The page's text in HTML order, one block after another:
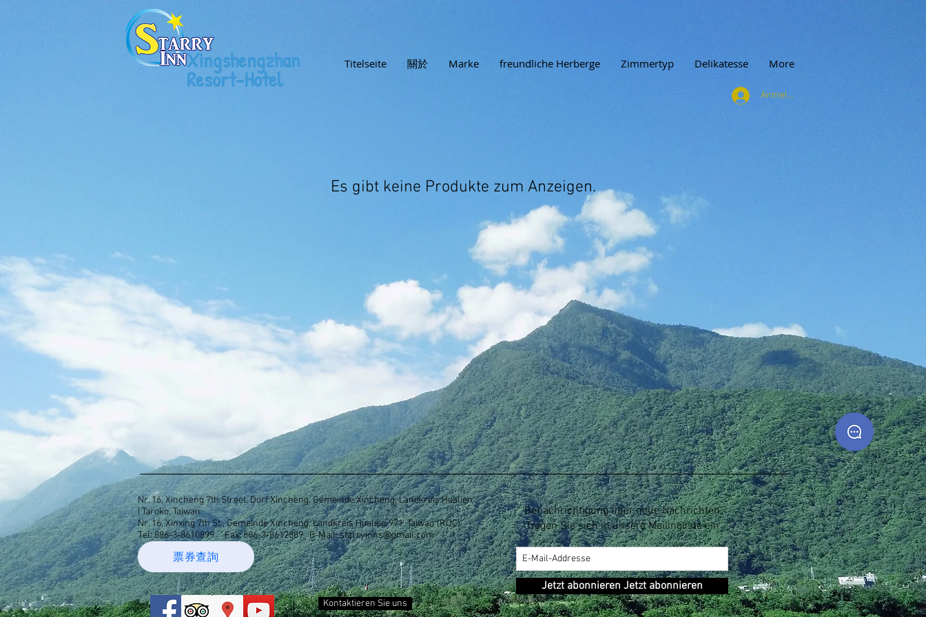
Xingshengzhan
Resort-Hotel
Titelseite 關於 Marke freundliche Herberge Zimmertyp Delikatesse More
Anmelden
Es gibt keine Produkte zum Anzeigen.
Nr. 16, Xincheng 7th Street, Dorf Xincheng, Gemeinde Xincheng, Landkreis Hualien
| Taroko, Taiwan
Nr. 16, Xinxing 7th St., Gemeinde Xincheng, Landkreis Hualien 971, Taiwan (ROC)
Tel: 886-3-8610899Fax: 886-3-8612589 E-Mail:starryinns@gmail.com
票券查詢
Kontaktieren Sie uns
Benachrichtigung über neue Nachrichten
Tragen Sie sich in unsere Mailingliste ein
Jetzt abonnieren Jetzt abonnieren